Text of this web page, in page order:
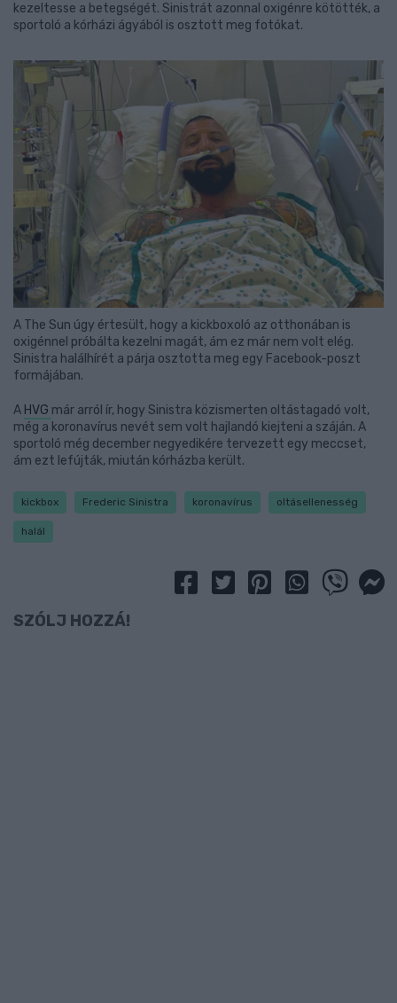
kezeltesse a betegségét. Sinistrát azonnal oxigénre kötötték, a
sportoló a kórházi ágyából is osztott meg fotókat.
A The Sun úgy értesült, hogy a kickboxoló az otthonában is
oxigénnel próbálta kezelni magát, ám ez már nem volt elég.
Sinistra halálhírét a párja osztotta meg egy Facebook-poszt
formájában.
A HVG már arról ír, hogy Sinistra közismerten oltástagadó volt,
még a koronavírus nevét sem volt hajlandó kiejteni a száján. A
sportoló még december negyedikére tervezett egy meccset,
ám ezt lefújták, miután kórházba került.
kickbox Frederic Sinistra koronavírus oltásellenesség
halál
SZÓLJ HOZZÁ!